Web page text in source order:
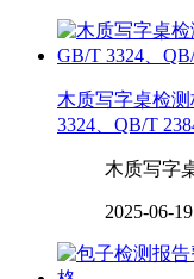
木质写字桌检
3324、QB/T
木质写字
2025-06-19